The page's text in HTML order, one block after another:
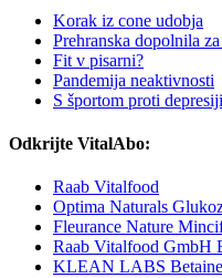
Korak iz cone udobja
Prehranska dopolnila
Fit v pisarni?
Pandemija neaktivnosti
S športom proti
Odkrijte VitalAbo:
Raab Vitalfood
Optima Naturals
Fleurance Nature
Raab Vitalfood GmbH
KLEAN LABS